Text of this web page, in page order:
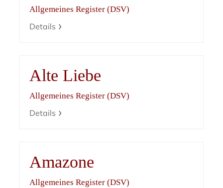
Allgemeines Register (DSV)
Details
Alte Liebe
Allgemeines Register (DSV)
Details
Amazone
Allgemeines Register (DSV)